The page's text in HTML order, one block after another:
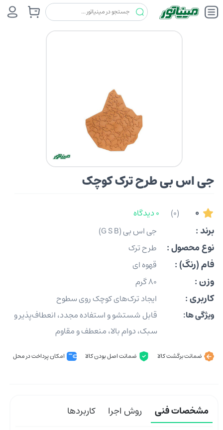
غلطک وقلم و ملزومات جی اس بی (G S B) جی اس بی طرح ترک کوچک
جی اس بی طرح ترک کوچک
0
(0) 0 دیدگاه
برند : جی اس بی (G S B)
نوع محصول : طرح ترک
فام (رنگ) : قهوه ای
وزن : 80 گرم
کاربری :
ایجاد ترک‌های کوچک روی سطوح
ویژگی ها:
قابل شستشو و استفاده مجدد، انعطاف‌پذیر و
سبک، دوام بالا، منعطف و مقاوم
ضمانت برگشت کالا ضمانت اصل بودن کالا امکان پرداخت در محل
مشخصات فنی روش اجرا کاربردها